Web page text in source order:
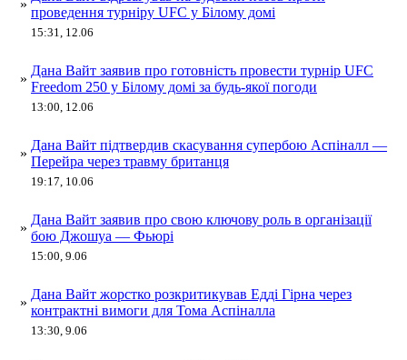
»
проведення турніру UFC у Білому домі
15:31, 12.06
»
Дана Вайт заявив про готовність провести турнір UFC
Freedom 250 у Білому домі за будь-якої погоди
13:00, 12.06
»
Дана Вайт підтвердив скасування супербою Аспіналл —
Перейра через травму британця
19:17, 10.06
»
Дана Вайт заявив про свою ключову роль в організації
бою Джошуа — Фьюрі
15:00, 9.06
»
Дана Вайт жорстко розкритикував Едді Гірна через
контрактні вимоги для Тома Аспіналла
13:30, 9.06